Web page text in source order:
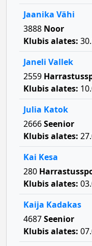
Jaanika Vähi
3888 Noor
Klubis alates:
Janeli Vallek
2559
Klubis alates:
Julia Katok
2666Seenior
Klubis alates:
Kai Kesa
280
Klubis alates:
Kaija Kadakas
4687Seenior
Klubis alates: